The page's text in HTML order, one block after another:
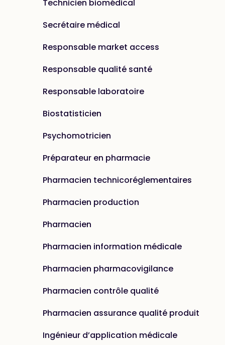
Technicien biomédical
Secrétaire médical
Responsable market access
Responsable qualité santé
Responsable laboratoire
Biostatisticien
Psychomotricien
Préparateur en pharmacie
Pharmacien technicoréglementaires
Pharmacien production
Pharmacien
Pharmacien information médicale
Pharmacien pharmacovigilance
Pharmacien contrôle qualité
Pharmacien assurance qualité produit
Ingénieur d’application médicale